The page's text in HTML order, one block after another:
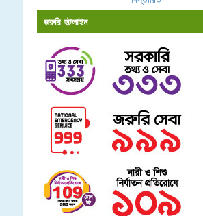
জরুরি হটলাইন